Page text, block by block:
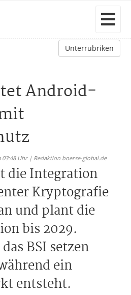
Unterrubriken
Android-
03:48 Uhr | Redaktion boerse-global.de
die Integration
Kryptografie
und plant die
bis 2029.
BSI setzen
ein
entsteht.